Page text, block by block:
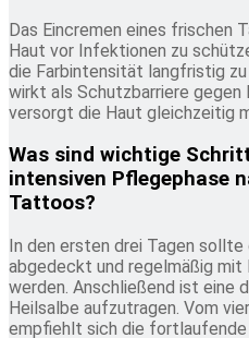
Das Eincremen eines frischen
Haut vor Infektionen zu
die Farbintensität langfristig
wirkt als Schutzbarriere gegen
versorgt die Haut gleichzeitig
Was sind wichtige
intensiven Pflegephase
Tattoos?
In den ersten drei Tagen
abgedeckt und regelmäßig mit
werden. Anschließend ist eine
Heilsalbe aufzutragen. Vom
empfiehlt sich die